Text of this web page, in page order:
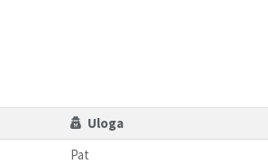
Uloga
Pat